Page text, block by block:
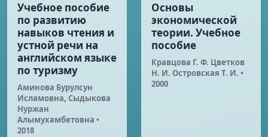
Учебное пособие
по развитию
навыков чтения и
устной речи на
английском языке
по туризму
Аминова Бурулсун
Исламовна, Сыдыкова
Нуржан
Алымухамбетовна •
2018
Основы
экономической
теории. Учебное
пособие
Кравцова Г. Ф. Цветков
Н. И. Островская Т. И. •
2000